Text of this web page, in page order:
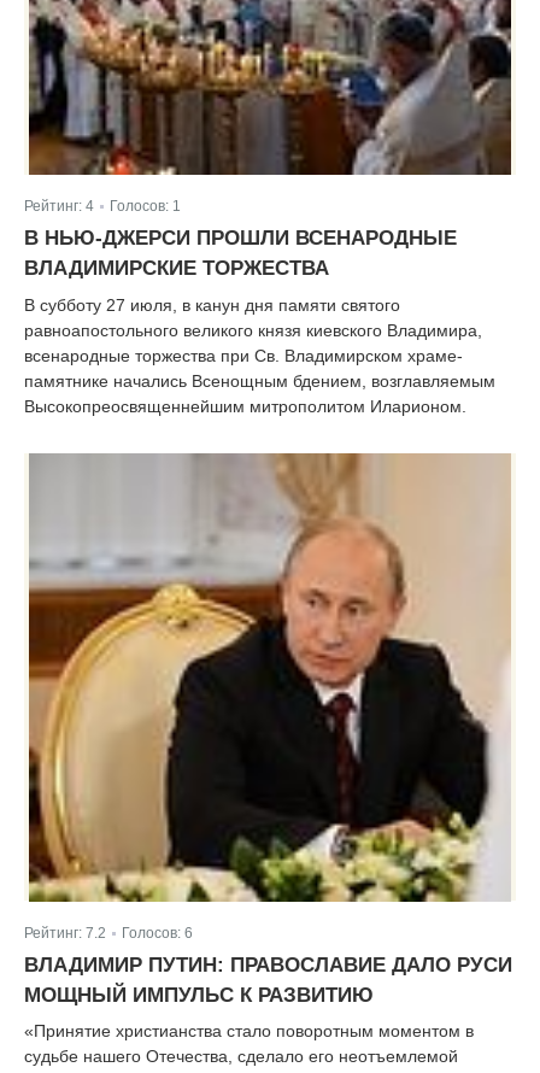
Рейтинг: 4 Голосов: 1
В НЬЮ-ДЖЕРСИ ПРОШЛИ ВСЕНАРОДНЫЕ
ВЛАДИМИРСКИЕ ТОРЖЕСТВА
В субботу 27 июля, в канун дня памяти святого
равноапостольного великого князя киевского Владимира,
всенародные торжества при Св. Владимирском храме-
памятнике начались Всенощным бдением, возглавляемым
Высокопреосвященнейшим митрополитом Иларионом.
Рейтинг: 7.2 Голосов: 6
ВЛАДИМИР ПУТИН: ПРАВОСЛАВИЕ ДАЛО РУСИ
МОЩНЫЙ ИМПУЛЬС К РАЗВИТИЮ
«Принятие христианства стало поворотным моментом в
судьбе нашего Отечества, сделало его неотъемлемой